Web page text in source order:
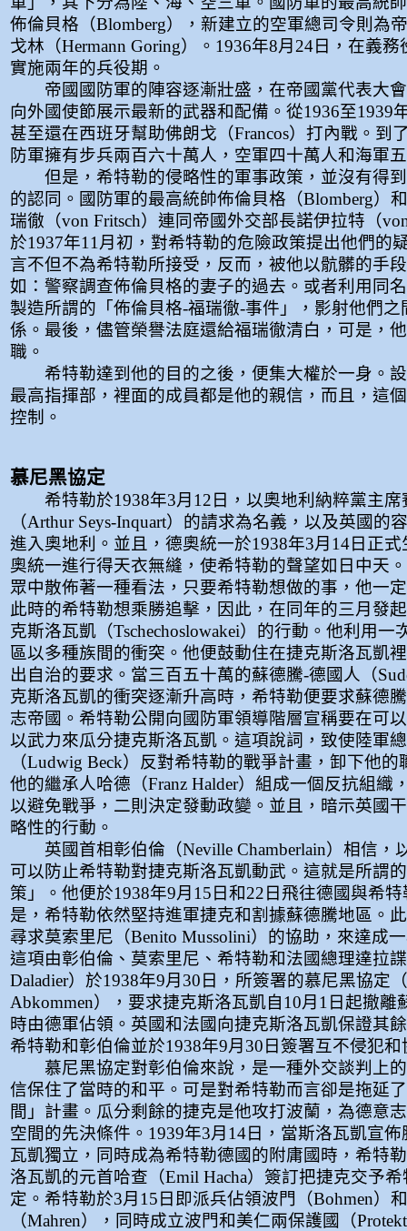
佈倫貝格（Blomberg），新建立的空軍總司令則為
戈林（Hermann Goring）。1936年8月24日，在義
實施兩年的兵役期。
帝國國防軍的陣容逐漸壯盛，在帝國黨代表大
向外國使節展示最新的武器和配備。從1936至1939
甚至還在西班牙幫助佛朗戈（Francos）打內戰。到
防軍擁有步兵兩百六十萬人，空軍四十萬人和海軍
但是，希特勒的侵略性的軍事政策，並沒有得
的認同。國防軍的最高統帥佈倫貝格（Blomberg）
瑞徹（von Fritsch）連同帝國外交部長諾伊拉特（
於1937年11月初，對希特勒的危險政策提出他們的
言不但不為希特勒所接受，反而，被他以骯髒的手
如：警察調查佈倫貝格的妻子的過去。或者利用同
製造所謂的「佈倫貝格-福瑞徹-事件」，影射他們之
係。最後，儘管榮譽法庭還給福瑞徹清白，可是，
職。
希特勒達到他的目的之後，便集大權於一身。
最高指揮部，裡面的成員都是他的親信，而且，這
控制。
慕尼黑協定
希特勒於1938年3月12日，以奧地利納粹黨主席
（Arthur Seys-Inquart）的請求為名義，以及英國的
進入奧地利。並且，德奧統一於1938年3月14日正
奧統一進行得天衣無縫，使希特勒的聲望如日中天
眾中散佈著一種看法，只要希特勒想做的事，他一
此時的希特勒想乘勝追擊，因此，在同年的三月發
克斯洛瓦凱（Tschechoslowakei）的行動。他利用一
區以多種族間的衝突。他便鼓動住在捷克斯洛瓦凱
出自治的要求。當三百五十萬的蘇德騰-德國人（
克斯洛瓦凱的衝突逐漸升高時，希特勒便要求蘇德
志帝國。希特勒公開向國防軍領導階層宣稱要在可
以武力來瓜分捷克斯洛瓦凱。這項說詞，致使陸軍
（Ludwig Beck）反對希特勒的戰爭計畫，卸下他
他的繼承人哈德（Franz Halder）組成一個反抗組織
以避免戰爭，二則決定發動政變。並且，暗示英國
略性的行動。
英國首相彰伯倫（Neville Chamberlain）相信，
可以防止希特勒對捷克斯洛瓦凱動武。這就是所謂
策」。他便於1938年9月15日和22日飛往德國與希
是，希特勒依然堅持進軍捷克和割據蘇德騰地區。
尋求莫索里尼（Benito Mussolini）的協助，來達成
這項由彰伯倫、莫索里尼、希特勒和法國總理達拉
Daladier）於1938年9月30日，所簽署的慕尼黑協定
Abkommen），要求捷克斯洛瓦凱自10月1日起撤離
時由德軍佔領。英國和法國向捷克斯洛瓦凱保證其
希特勒和彰伯倫並於1938年9月30日簽署互不侵犯
慕尼黑協定對彰伯倫來說，是一種外交談判上
信保住了當時的和平。可是對希特勒而言卻是拖延
間」計畫。瓜分剩餘的捷克是他攻打波蘭，為德意
空間的先決條件。1939年3月14日，當斯洛瓦凱宣
瓦凱獨立，同時成為希特勒德國的附庸國時，希特
洛瓦凱的元首哈查（Emil Hacha）簽訂把捷克交予
定。希特勒於3月15日即派兵佔領波門（Bohmen）
（Mahren），同時成立波門和美仁兩保護國（